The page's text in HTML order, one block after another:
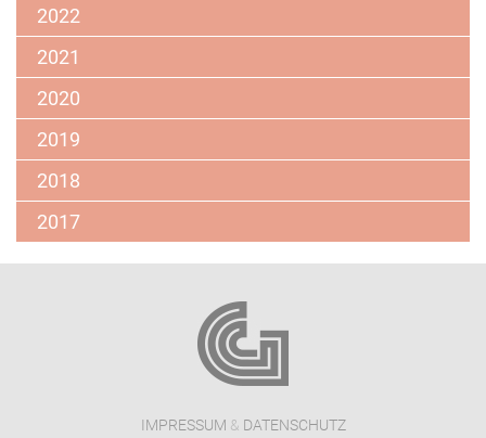
2022
2021
2020
2019
2018
2017
IMPRESSUM & DATENSCHUTZ